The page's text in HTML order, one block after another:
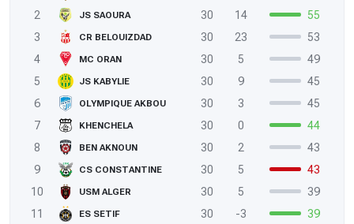
2
JS SAOURA 30 14
55
3
CR BELOUIZDAD 30 23
53
4
MC ORAN 30 5
49
5
JS KABYLIE 30 9
45
6
OLYMPIQUE AKBOU 30 3
45
7
KHENCHELA 30 0
44
8
BEN AKNOUN 30 2
43
9
CS CONSTANTINE 30 5
43
10
USM ALGER 30 5
39
11
ES SETIF 30 -3
39